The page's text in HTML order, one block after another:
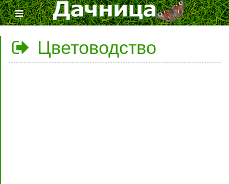
Цветоводство